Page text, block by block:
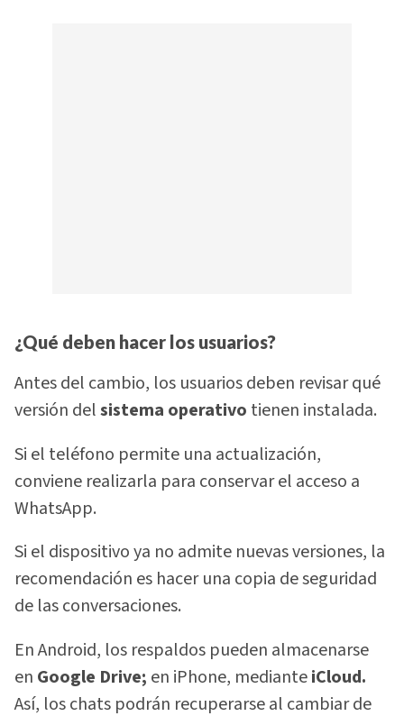
¿Qué deben hacer los usuarios?
Antes del cambio, los usuarios deben revisar qué
versión delsistema operativo tienen instalada.
Si el teléfono permite una actualización,
conviene realizarla para conservar el acceso a
WhatsApp.
Si el dispositivo ya no admite nuevas versiones, la
recomendación es hacer una copia de seguridad
de las conversaciones.
En Android, los respaldos pueden almacenarse
en Google Drive; en iPhone, medianteiCloud.
Así, los chats podrán recuperarse al cambiar de